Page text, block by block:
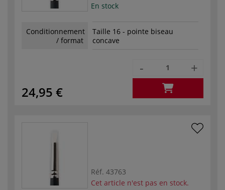
En stock
Conditionnement
/ format
Taille 16 - pointe biseau
concave
24,95 €
- +
Réf. 43763
Cet article n'est pas en stock.